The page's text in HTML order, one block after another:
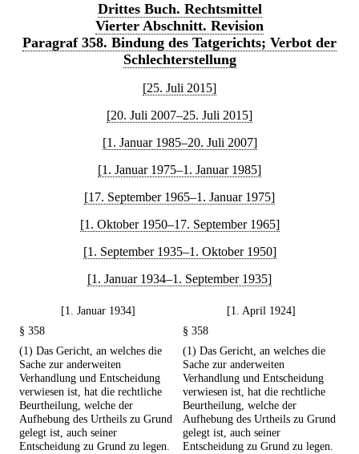
Drittes Buch. Rechtsmittel
Vierter Abschnitt. Revision
Paragraf 358. Bindung des Tatgerichts; Verbot der
Schlechterstellung
[25. Juli 2015]
[20. Juli 2007–25. Juli 2015]
[1. Januar 1985–20. Juli 2007]
[1. Januar 1975–1. Januar 1985]
[17. September 1965–1. Januar 1975]
[1. Oktober 1950–17. September 1965]
[1. September 1935–1. Oktober 1950]
[1. Januar 1934–1. September 1935]
[1. Januar 1934]
[1. April 1924]
§ 358
§ 358
(1) Das Gericht, an welches die
Sache zur anderweiten
Verhandlung und Entscheidung
verwiesen ist, hat die rechtliche
Beurtheilung, welche der
Aufhebung des Urtheils zu Grund
gelegt ist, auch seiner
Entscheidung zu Grund zu legen.
(1) Das Gericht, an welches die
Sache zur anderweiten
Verhandlung und Entscheidung
verwiesen ist, hat die rechtliche
Beurtheilung, welche der
Aufhebung des Urtheils zu Grund
gelegt ist, auch seiner
Entscheidung zu Grund zu legen.